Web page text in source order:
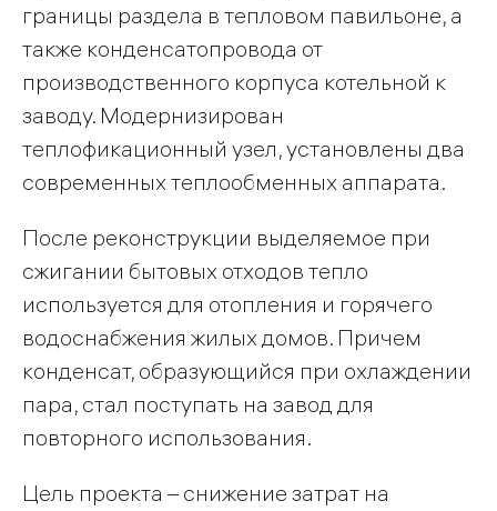
границы раздела в тепловом павильоне, а
также конденсатопровода от
производственного корпуса котельной к
заводу. Модернизирован
теплофикационный узел, установлены два
современных теплообменных аппарата.
После реконструкции выделяемое при
сжигании бытовых отходов тепло
используется для отопления и горячего
водоснабжения жилых домов. Причем
конденсат, образующийся при охлаждении
пара, стал поступать на завод для
повторного использования.
Цель проекта – снижение затрат на